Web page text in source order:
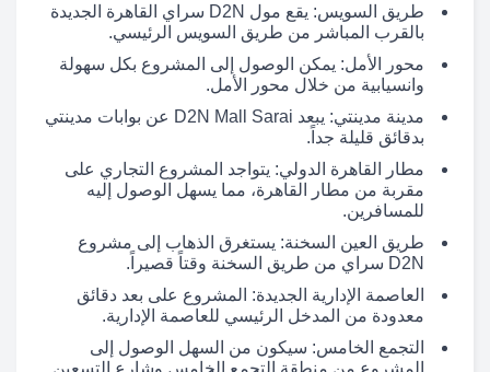
طريق السويس: يقع مول D2N سراي القاهرة الجديدة
بالقرب المباشر من طريق السويس الرئيسي.
محور الأمل: يمكن الوصول إلى المشروع بكل سهولة
وانسيابية من خلال محور الأمل.
مدينة مدينتي: يبعد D2N Mall Sarai عن بوابات مدينتي
بدقائق قليلة جداً.
مطار القاهرة الدولي: يتواجد المشروع التجاري على
مقربة من مطار القاهرة، مما يسهل الوصول إليه
للمسافرين.
طريق العين السخنة: يستغرق الذهاب إلى مشروع
D2N سراي من طريق السخنة وقتاً قصيراً.
العاصمة الإدارية الجديدة: المشروع على بعد دقائق
معدودة من المدخل الرئيسي للعاصمة الإدارية.
التجمع الخامس: سيكون من السهل الوصول إلى
المشروع من منطقة التجمع الخامس وشارع التسعين.